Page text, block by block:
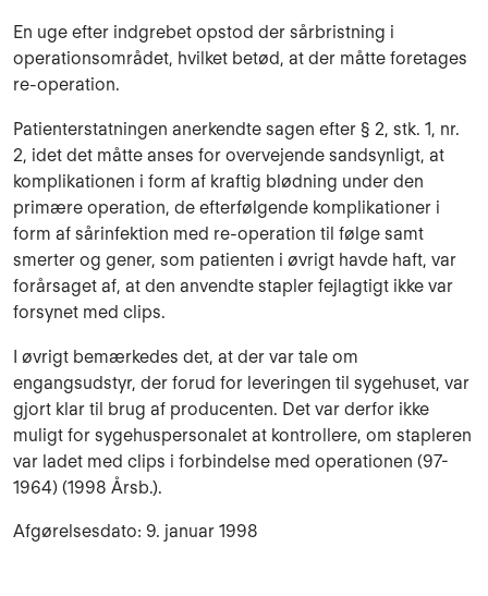
En uge efter indgrebet opstod der sårbristning i
operationsområdet, hvilket betød, at der måtte foretages
re-operation.
Patienterstatningen anerkendte sagen efter § 2, stk. 1, nr.
2, idet det måtte anses for over­ve­jende sandsynligt, at
komplikationen i form af kraftig blødning under den
primære opera­tion, de efterfølgende komplikationer i
form af sårinfektion med re-operation til følge samt
smerter og gener, som patienten i øvrigt havde haft, var
forårsaget af, at den anvendte stapler fejlagtigt ikke var
forsynet med clips.
I øvrigt bemærkedes det, at der var tale om
engangsudstyr, der forud for leverin­gen til sy­ge­huset, var
gjort klar til brug af producenten. Det var derfor ikke
muligt for sygehusperso­nalet at kontrollere, om stapleren
var ladet med clips i forbindelse med operationen (97-
1964) (1998 Årsb.).
Afgørelsesdato: 9. januar 1998